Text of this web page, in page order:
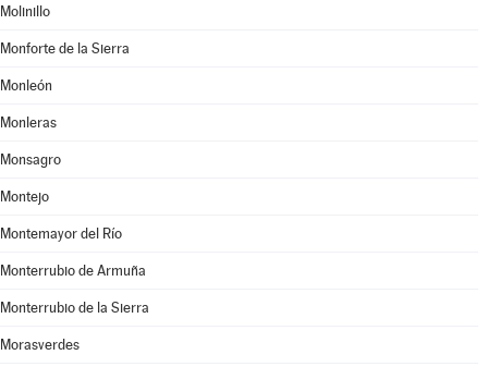
Molinillo
Monforte de la Sierra
Monleón
Monleras
Monsagro
Montejo
Montemayor del Río
Monterrubio de Armuña
Monterrubio de la Sierra
Morasverdes